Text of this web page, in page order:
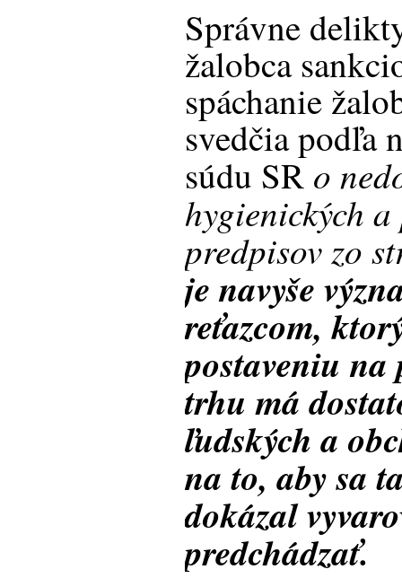
Správne
žalobca
spáchanie
svedčia podľa
súdu SR o
hygienických
predpisov zo
je navyše
reťazcom,
postaveniu
trhu má
ľudských a
na to, aby sa
dokázal
predchádzať.